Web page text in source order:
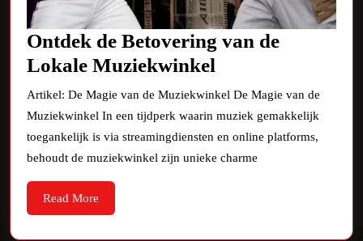
Ontdek de Betovering van de
Lokale Muziekwinkel
de
Betovering
van
de
Artikel: De Magie van de Muziekwinkel De Magie van de
Muziekwinkel In een tijdperk waarin muziek gemakkelijk
toegankelijk is via streamingdiensten en online platforms,
behoudt de muziekwinkel zijn unieke charme
Read More
More